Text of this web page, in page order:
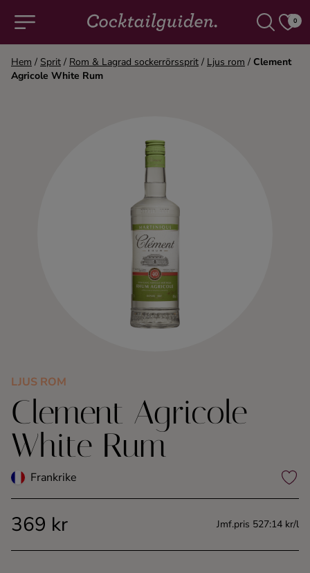
0
COCKTAILS & DRINKAR
Rom
Shots
Tequila
Hem / Sprit / Rom & Lagrad sockerrörssprit / Ljus rom / Clement
Agricole White Rum
LJUS ROM
Clement Agricole
White Rum
Frankrike
369 kr Jmf.pris 527:14 kr/l